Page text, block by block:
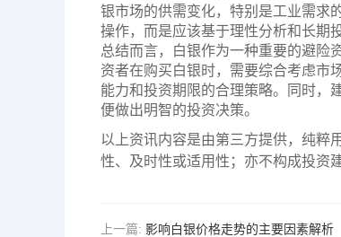
银市场的供需变化，特别是工业需求
操作，而是应该基于理性分析和长期
总结而言，白银作为一种重要的避险
资者在购买白银时，需要综合考虑市
能力和投资期限的合理策略。同时，
便做出明智的投资决策。
以上资讯内容是由第三方提供，纯粹
性、及时性或适用性；亦不构成投资建
上一篇: 影响白银价格走势的主要因素解析